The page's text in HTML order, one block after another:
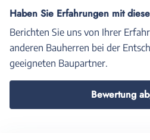
Haben Sie Erfahrungen mit
Berichten Sie uns von Ihrer
anderen Bauherren bei der
geeigneten Baupartner.
Bewertung